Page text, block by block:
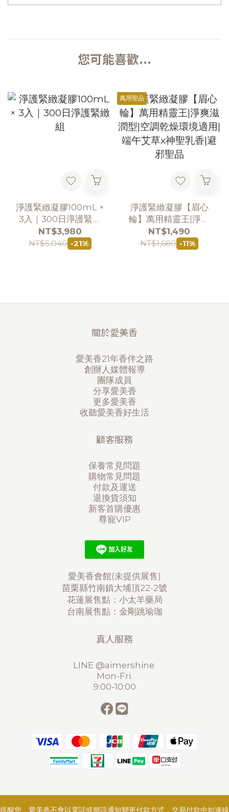
您可能喜歡...
淨護緊緻凝膠100mL ×
3入｜300日淨護緊緻
組
NT$3,980
NT$5,040 -21%
萬用聖品
淨護緊緻凝膠【眉心
輪】萬用精靈王|淨爽
滋潤型|空調乾燥環境
適用|端午艾草x神聖乳
NT$1,490
NT$1,680 -11%
關於愛美香
愛美香21年香伴之路
創辦人媒體報導
團隊成員
分享愛美香
更多愛美香
收聽愛美香好生活
顧客服務
保養常見問題
購物常見問題
付款及運送
退換貨須知
新客首購優惠
尊寵VIP
愛美香會館(未提供展售)
苗栗縣竹南鎮大埔頂22-2號
花蓮展售點：小太羊藥局
台南展售點：金剛跳瑜珈
真人服務
LINE @aimershine
Mon-Fri.
9:00-10:00
提醒您，愛美香不會以電話或簡訊通知變更付款方式，交易付款中如連線